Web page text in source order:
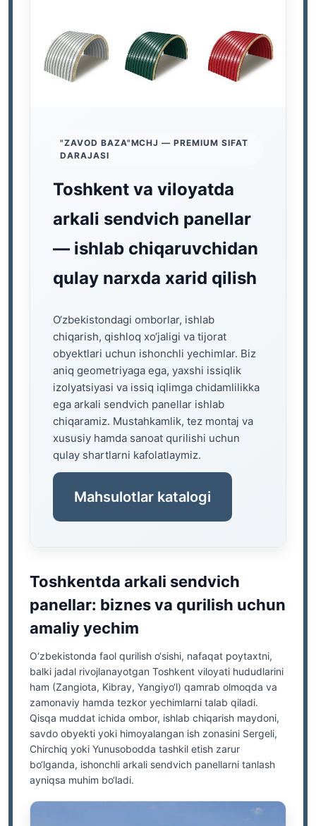
"ZAVOD BAZA"MCHJ — PREMIUM SIFAT
DARAJASI
Toshkent va viloyatda
arkali sendvich panellar
— ishlab chiqaruvchidan
qulay narxda xarid qilish
O‘zbekistondagi omborlar, ishlab
chiqarish, qishloq xo‘jaligi va tijorat
obyektlari uchun ishonchli yechimlar. Biz
aniq geometriyaga ega, yaxshi issiqlik
izolyatsiyasi va issiq iqlimga chidamlilikka
ega arkali sendvich panellar ishlab
chiqaramiz. Mustahkamlik, tez montaj va
xususiy hamda sanoat qurilishi uchun
qulay shartlarni kafolatlaymiz.
Mahsulotlar katalogi
Toshkentda arkali sendvich
panellar: biznes va qurilish uchun
amaliy yechim
O‘zbekistonda faol qurilish o‘sishi, nafaqat poytaxtni,
balki jadal rivojlanayotgan Toshkent viloyati hududlarini
ham (Zangiota, Kibray, Yangiyo‘l) qamrab olmoqda va
zamonaviy hamda tezkor yechimlarni talab qiladi.
Qisqa muddat ichida ombor, ishlab chiqarish maydoni,
savdo obyekti yoki himoyalangan ish zonasini Sergeli,
Chirchiq yoki Yunusobodda tashkil etish zarur
bo‘lganda, ishonchli arkali sendvich panellarni tanlash
ayniqsa muhim bo‘ladi.